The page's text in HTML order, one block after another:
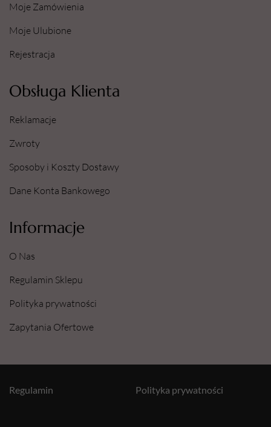
Moje Zamówienia
Moje Ulubione
Rejestracja
Obsługa Klienta
Reklamacje
Zwroty
Sposoby i Koszty Dostawy
Dane Konta Bankowego
Informacje
O Nas
Regulamin Sklepu
Polityka prywatności
Zapytania Ofertowe
Polityka prywatności
Regulamin